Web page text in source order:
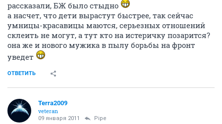
рассказали, БЖ было стыдно
а насчет, что дети вырастут быстрее, так сейчас
умницы-красавицы маются, серьезных отношений
склеить не могут, а тут кто на истеричку позарится?
она же и нового мужика в пылу борьбы на фронт
уведет
ОТВЕТИТЬ
Terra2009
veteran
09 января 2011 Pipe